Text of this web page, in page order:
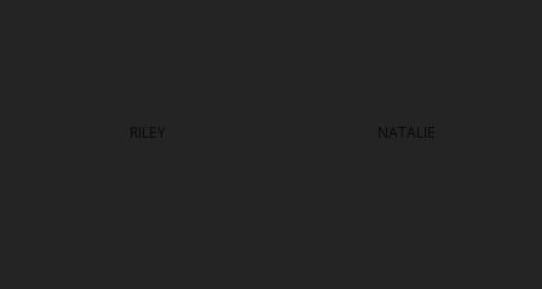
RILEY NATALIE